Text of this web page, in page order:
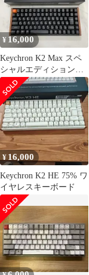
¥ 16,000
Keychron K2 Max スペ
シャルエディション
静音バナナ
¥ 16,000
Keychron K2 HE 75% ワ
イヤレスキーボード